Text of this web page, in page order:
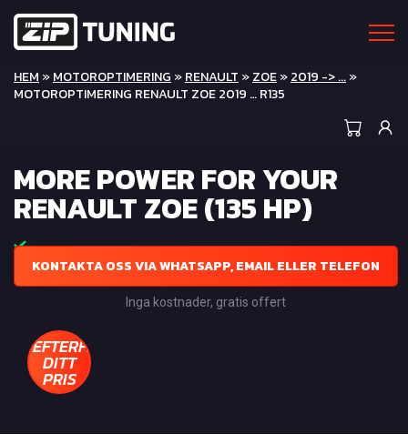
HEM »MOTOROPTIMERING »RENAULT »ZOE»2019 -> ...»
MOTOROPTIMERING RENAULT ZOE 2019 … R135
MORE POWER FOR YOUR
RENAULT ZOE (135 HP)
KONTAKTA OSS VIA WHATSAPP, EMAIL ELLER TELEFON
Inga kostnader, gratis offert
EFTERFRÅGA
DITT
PRIS